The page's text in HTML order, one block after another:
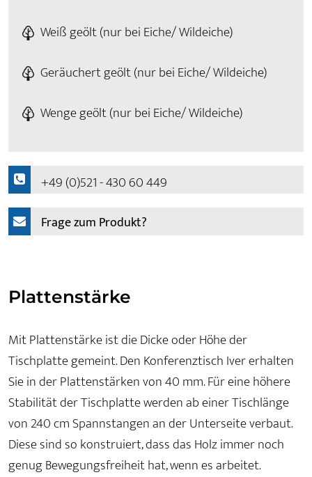
Weiß geölt (nur bei Eiche/ Wildeiche)
Geräuchert geölt (nur bei Eiche/ Wildeiche)
Wenge geölt (nur bei Eiche/ Wildeiche)
+49 (0)521 - 430 60 449
Frage zum Produkt?
Plattenstärke
Mit Plattenstärke ist die Dicke oder Höhe der
Tischplatte gemeint. Den Konferenztisch Iver erhalten
Sie in der Plattenstärken von 40 mm. Für eine höhere
Stabilität der Tischplatte werden ab einer Tischlänge
von 240 cm Spannstangen an der Unterseite verbaut.
Diese sind so konstruiert, dass das Holz immer noch
genug Bewegungsfreiheit hat, wenn es arbeitet.